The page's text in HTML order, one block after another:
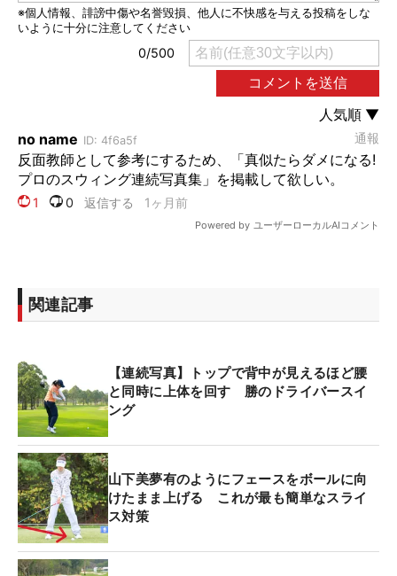
関連記事
【連続写真】トップで背中が見えるほど腰
と同時に上体を回す 勝のドライバースイ
ング
山下美夢有のようにフェースをボールに向
けたまま上げる これが最も簡単なスライ
ス対策